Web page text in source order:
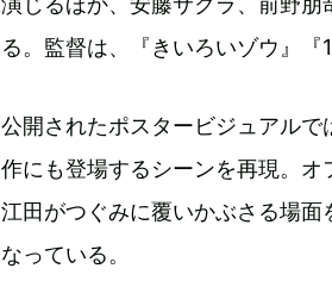
る。監督は、『きいろいゾウ』『
公開されたポスタービジュアル
作にも登場するシーンを再現。
江田がつぐみに覆いかぶさる場
なっている。